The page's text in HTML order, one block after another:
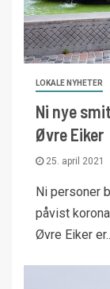
LOKALE NYHETER
Ni nye
Øvre Eiker
25. april 2021
Ni personer
påvist
Øvre Eiker